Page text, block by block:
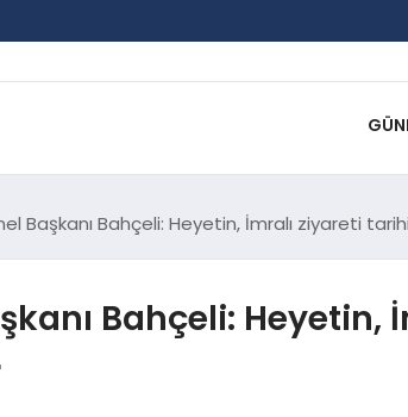
Başkanı Bahçeli: Heyetin, İmralı ziyareti
Bahçeli: